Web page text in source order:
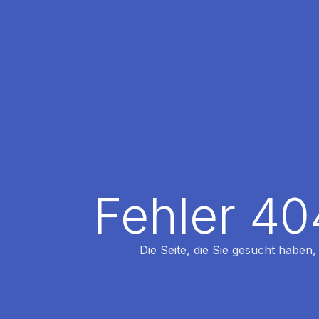
Fehler
Die Seite, die Sie gesucht